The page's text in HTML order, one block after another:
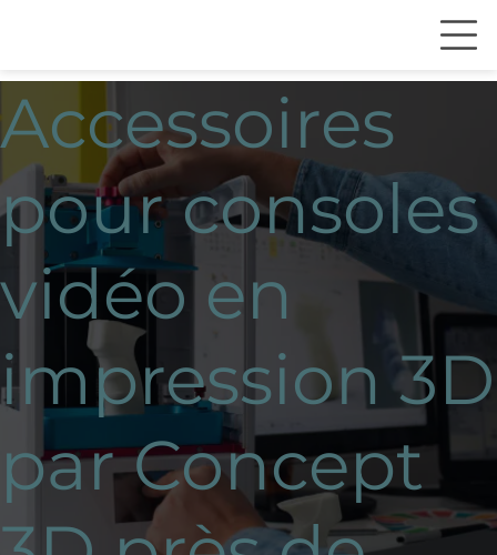
Accessoires
pour consoles
vidéo en
impression 3D
par Concept